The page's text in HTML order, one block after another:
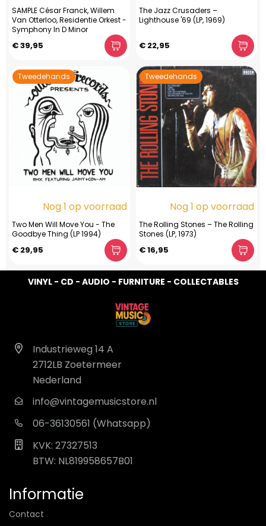
SAMPLE César Franck, Willem
Van Otterloo, Residentie Orkest -
Symphony In D Minor
€ 39,95
The Jazz Crusaders –
Lighthouse '69 (LP, 1969)
€ 22,95
Tweedehands
Nog 1 op voorraad
Two Men Will Move You - The
Goodbye Thing (LP 1994)
€ 29,95
Tweedehands
Nog 1 op voorraad
The Rolling Stones – The Rolling
Stones (LP, 1973)
€ 16,95
VINYL - CD - AUDIO - FURNITURE - COLLECTABLES
Industrieweg 14 A
2712LB Zoetermeer
Nederland
info@vintagemusicstore.nl
06-36130561 (Whatsapp)
KVK: 27327513
BTW: NL819958657B01
Informatie
Contact